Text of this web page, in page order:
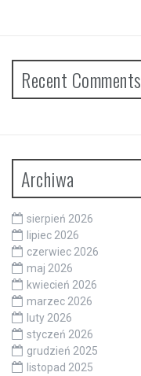
Recent Comments
Archiwa
sierpień 2026
lipiec 2026
czerwiec 2026
maj 2026
kwiecień 2026
marzec 2026
luty 2026
styczeń 2026
grudzień 2025
listopad 2025